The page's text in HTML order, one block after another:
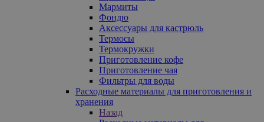
Мармиты
Фондю
Аксессуары для кастрюль
Термосы
Термокружки
Приготовление кофе
Приготовление чая
Фильтры для воды
Расходные материалы для приготовления и
хранения
Назад